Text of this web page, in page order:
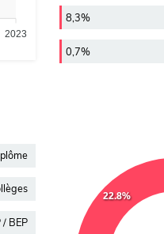
2023
8,3%
0,7%
/ BEP
22.8%